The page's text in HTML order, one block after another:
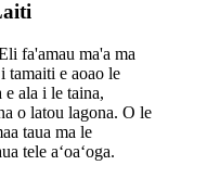
fa'amau ma'a ma
tamaiti e aoao le
ala i le taina,
o latou lagona. O le
taua ma le
tele aʻoaʻoga.